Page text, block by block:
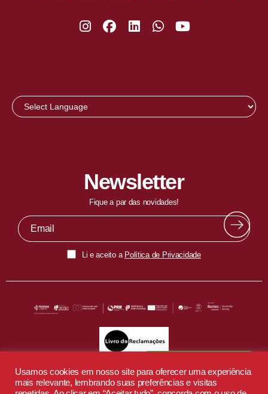
Newsletter
Fique a par das novidades!
Li e aceito a Política de Privacidade
Usamos cookies em nosso site para oferecer uma experiência
mais relevante, lembrando suas preferências e visitas